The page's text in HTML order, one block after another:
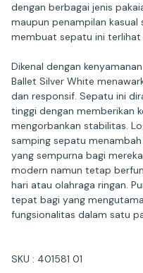
dengan berbagai jenis
maupun penampilan kasual
membuat sepatu ini
Dikenal dengan
Ballet Silver White
dan responsif. Sepatu ini
tinggi dengan memberikan
mengorbankan stabilitas.
samping sepatu
yang sempurna bagi
modern namun tetap
hari atau olahraga ringan.
tepat bagi yang
fungsionalitas dalam satu
SKU : 401581 01